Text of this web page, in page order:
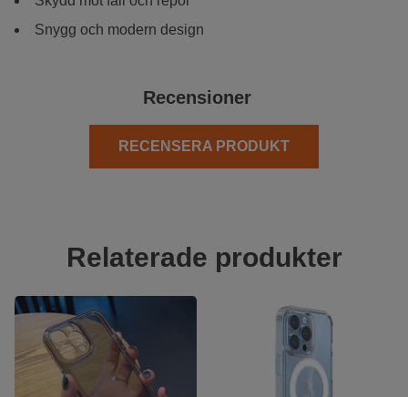
Snygg och modern design
Recensioner
RECENSERA PRODUKT
Relaterade produkter